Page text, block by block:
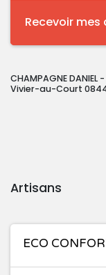
Recevoir
CHAMPAGNE
Vivier-au-Court
Artisans
ECO